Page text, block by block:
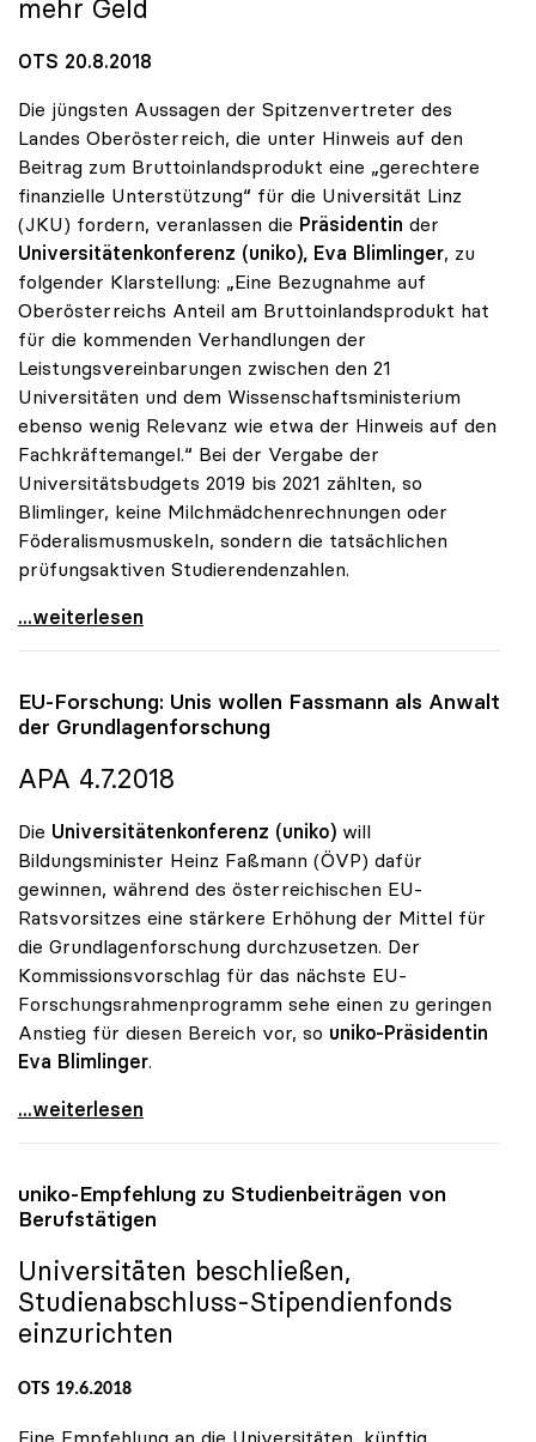
mehr Geld
OTS 20.8.2018
Die jüngsten Aussagen der Spitzenvertreter des
Landes Oberösterreich, die unter Hinweis auf den
Beitrag zum Bruttoinlandsprodukt eine „gerechtere
finanzielle Unterstützung“ für die Universität Linz
(JKU) fordern, veranlassen die Präsidentin der
Universitätenkonferenz (uniko), Eva Blimlinger, zu
folgender Klarstellung: „Eine Bezugnahme auf
Oberösterreichs Anteil am Bruttoinlandsprodukt hat
für die kommenden Verhandlungen der
Leistungsvereinbarungen zwischen den 21
Universitäten und dem Wissenschaftsministerium
ebenso wenig Relevanz wie etwa der Hinweis auf den
Fachkräftemangel.“ Bei der Vergabe der
Universitätsbudgets 2019 bis 2021 zählten, so
Blimlinger, keine Milchmädchenrechnungen oder
Föderalismusmuskeln, sondern die tatsächlichen
prüfungsaktiven Studierendenzahlen.
Blimlinger: „Regionaler BIP-Anteil ist für
...weiterlesen
EU-Forschung: Unis wollen Fassmann als Anwalt
der Grundlagenforschung
APA 4.7.2018
Die Universitätenkonferenz (uniko) will
Bildungsminister Heinz Faßmann (ÖVP) dafür
gewinnen, während des österreichischen EU-
Ratsvorsitzes eine stärkere Erhöhung der Mittel für
die Grundlagenforschung durchzusetzen. Der
Kommissionsvorschlag für das nächste EU-
Forschungsrahmenprogramm sehe einen zu geringen
Anstieg für diesen Bereich vor, so uniko-Präsidentin
Eva Blimlinger.
EU-Forschung: Unis wollen Fassmann als Anwalt der
...weiterlesen
uniko-Empfehlung zu Studienbeiträgen von
Berufstätigen
Universitäten beschließen,
Studienabschluss-Stipendienfonds
einzurichten
OTS 19.6.2018
Eine Empfehlung an die Universitäten, künftig